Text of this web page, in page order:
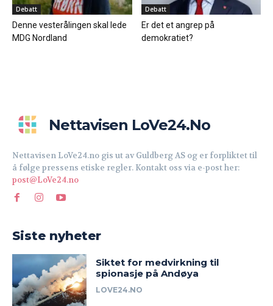
Debatt
Denne vesterålingen skal lede
MDG Nordland
Debatt
Er det et angrep på
demokratiet?
Nettavisen LoVe24.no
Nettavisen LoVe24.no gis ut av Guldberg AS og er forpliktet til
å følge pressens etiske regler. Kontakt oss via e-post her:
post@LoVe24.no
Siste nyheter
Siktet for medvirkning til
spionasje på Andøya
LOVE24.NO